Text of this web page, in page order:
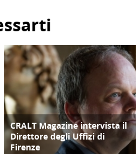
COPERTINA
CRALT Magazine intervista il
Direttore degli Uffizi di
Firenze